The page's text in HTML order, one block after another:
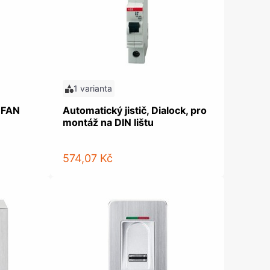
1 varianta
Automatický jistič, Dialock, pro
montáž na DIN lištu
574,07 Kč